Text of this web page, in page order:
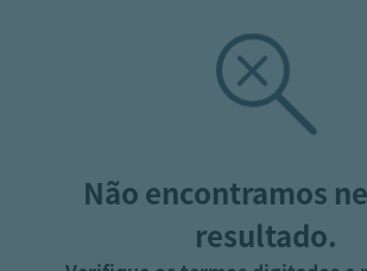
Não encontramos
resultado.